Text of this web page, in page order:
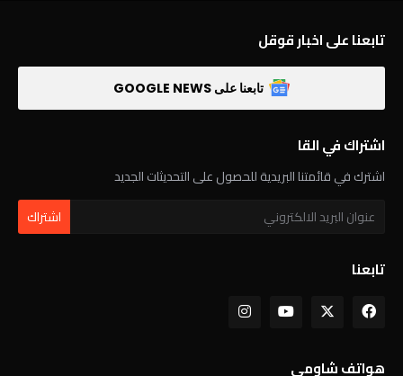
تابعنا على اخبار قوقل
تابعنا على GOOGLE NEWS
اشتراك في القا
اشترك في قائمتنا البريدية للحصول على التحديثات الجديد
تابعنا
هواتف شاومي